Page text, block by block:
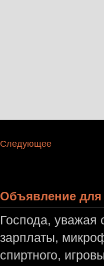
Следующее
Объявление для
Господа,
зарплаты,
спиртного,